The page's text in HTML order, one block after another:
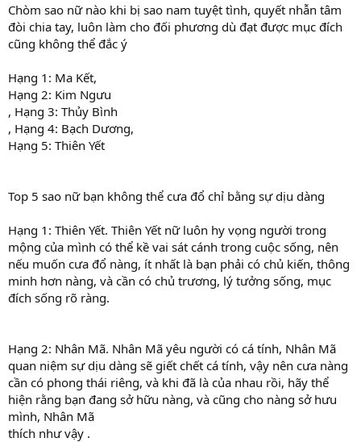
Chòm sao nữ nào khi bị sao nam tuyệt tình, quyết nhẫn tâm
đòi chia tay, luôn làm cho đối phương dù đạt được mục đích
cũng không thể đắc ý
Hạng 1: Ma Kết,
Hạng 2: Kim Ngưu
, Hạng 3: Thủy Bình
, Hạng 4: Bạch Dương,
Hạng 5: Thiên Yết
Top 5 sao nữ bạn không thể cưa đổ chỉ bằng sự dịu dàng
Hạng 1: Thiên Yết. Thiên Yết nữ luôn hy vọng người trong
mộng của mình có thể kề vai sát cánh trong cuộc sống, nên
nếu muốn cưa đổ nàng, ít nhất là bạn phải có chủ kiến, thông
minh hơn nàng, và cần có chủ trương, lý tưởng sống, mục
đích sống rõ ràng.
Hạng 2: Nhân Mã. Nhân Mã yêu người có cá tính, Nhân Mã
quan niệm sự dịu dàng sẽ giết chết cá tính, vậy nên cưa nàng
cần có phong thái riêng, và khi đã là của nhau rồi, hãy thể
hiện rằng bạn đang sở hữu nàng, và cũng cho nàng sở hưu
mình, Nhân Mã
thích như vậy .